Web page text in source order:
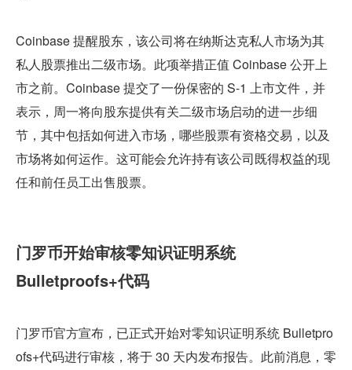
Coinbase 提醒股东，该公司将在纳斯达克私人市场为其
私人股票推出二级市场。此项举措正值 Coinbase 公开上
市之前。Coinbase 提交了一份保密的 S-1 上市文件，并
表示，周一将向股东提供有关二级市场启动的进一步细
节，其中包括如何进入市场，哪些股票有资格交易，以及
市场将如何运作。这可能会允许持有该公司既得权益的现
任和前任员工出售股票。
门罗币开始审核零知识证明系统
Bulletproofs+代码
门罗币官方宣布，已正式开始对零知识证明系统 Bulletpro
ofs+代码进行审核，将于 30 天内发布报告。此前消息，零